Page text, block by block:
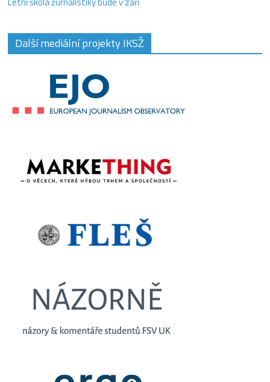
Další mediální projekty IKSŽ